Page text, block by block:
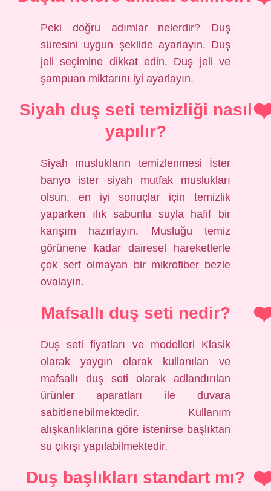
Peki doğru adımlar nelerdir? Duş
süresini uygun şekilde ayarlayın. Duş
jeli seçimine dikkat edin. Duş jeli ve
şampuan miktarını iyi ayarlayın.
Siyah duş seti temizliği nasıl
yapılır?
Siyah muslukların temizlenmesi İster
banyo ister siyah mutfak muslukları
olsun, en iyi sonuçlar için temizlik
yaparken ılık sabunlu suyla hafif bir
karışım hazırlayın. Musluğu temiz
görünene kadar dairesel hareketlerle
çok sert olmayan bir mikrofiber bezle
ovalayın.
Mafsallı duş seti nedir?
Duş seti fiyatları ve modelleri Klasik
olarak yaygın olarak kullanılan ve
mafsallı duş seti olarak adlandırılan
ürünler aparatları ile duvara
sabitlenebilmektedir. Kullanım
alışkanlıklarına göre istenirse başlıktan
su çıkışı yapılabilmektedir.
Duş başlıkları standart mı?